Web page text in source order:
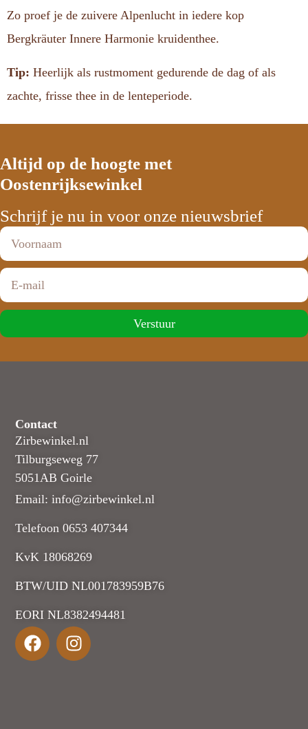
Zo proef je de zuivere Alpenlucht in iedere kop
Bergkräuter Innere Harmonie kruidenthee.
Tip: Heerlijk als rustmoment gedurende de dag of als
zachte, frisse thee in de lenteperiode.
Altijd op de hoogte met
Oostenrijksewinkel
Schrijf je nu in voor onze nieuwsbrief
Verstuur
Contact
Zirbewinkel.nl
Tilburgseweg 77
5051AB Goirle
Email: info@zirbewinkel.nl
Telefoon 0653 407344
KvK 18068269
BTW/UID NL001783959B76
EORI NL8382494481